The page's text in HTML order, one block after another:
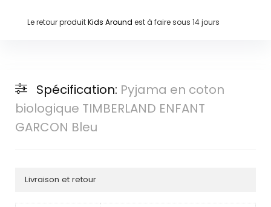
Le retour produitKids Around est à faire sous 14 jours
Spécification: Pyjama en coton
biologique TIMBERLAND ENFANT
GARCON Bleu
Livraison et retour